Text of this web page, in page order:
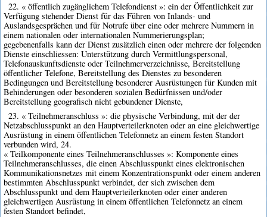
22. « öffentlich zugänglichem Telefondienst »: ein der Öffentlichkeit zur
Verfügung stehender Dienst für das Führen von Inlands- und
Auslandsgesprächen und für Notrufe über eine oder mehrere Nummern in
einem nationalen oder internationalen Nummerierungsplan;
gegebenenfalls kann der Dienst zusätzlich einen oder mehrere der folgenden
Dienste einschliessen: Unterstützung durch Vermittlungspersonal,
Telefonauskunftsdienste oder Teilnehmerverzeichnisse, Bereitstellung
öffentlicher Telefone, Bereitstellung des Dienstes zu besonderen
Bedingungen und Bereitstellung besonderer Ausrüstungen für Kunden mit
Behinderungen oder besonderen sozialen Bedürfnissen und/oder
Bereitstellung geografisch nicht gebundener Dienste,
23. « Teilnehmeranschluss »: die physische Verbindung, mit der der
Netzabschlusspunkt an den Hauptverteilerknoten oder an eine gleichwertige
Ausrüstung in einem öffentlichen Telefonnetz an einem festen Standort
verbunden wird, 24.
« Teilkomponente eines Teilnehmeranschlusses »: Komponente eines
Teilnehmeranschlusses, die einen Abschlusspunkt eines elektronischen
Kommunikationsnetzes mit einem Konzentrationspunkt oder einem anderen
bestimmten Abschlusspunkt verbindet, der sich zwischen dem
Abschlusspunkt und dem Hauptverteilerknoten oder einer anderen
gleichwertigen Ausrüstung in einem öffentlichen Telefonnetz an einem
festen Standort befindet,